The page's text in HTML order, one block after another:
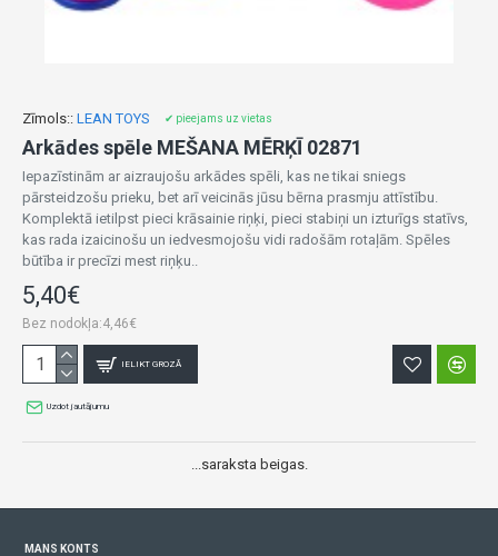
Zīmols:: LEAN TOYS ✔ pieejams uz vietas
Arkādes spēle MEŠANA MĒRĶĪ 02871
Iepazīstinām ar aizraujošu arkādes spēli, kas ne tikai sniegs
pārsteidzošu prieku, bet arī veicinās jūsu bērna prasmju attīstību.
Komplektā ietilpst pieci krāsainie riņķi, pieci stabiņi un izturīgs statīvs,
kas rada izaicinošu un iedvesmojošu vidi radošām rotaļām. Spēles
būtība ir precīzi mest riņķu..
5,40€
Bez nodokļa:4,46€
IELIKT GROZĀ
Uzdot jautājumu
...saraksta beigas.
MANS KONTS